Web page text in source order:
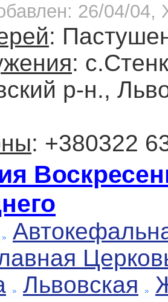
26/04/04,
:
:
р-н.,
: +380322
Львовская